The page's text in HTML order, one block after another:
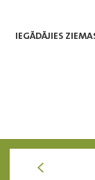
IEGĀDĀJIES
<